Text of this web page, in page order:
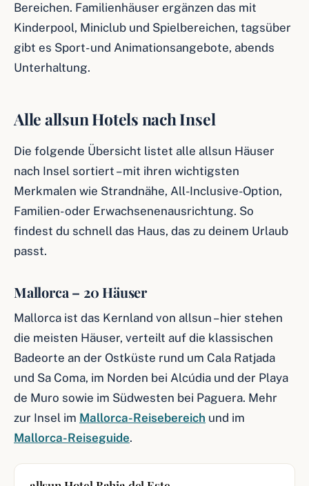
Bereichen. Familienhäuser ergänzen das mit
Kinderpool, Miniclub und Spielbereichen, tagsüber
gibt es Sport- und Animationsangebote, abends
Unterhaltung.
Alle allsun Hotels nach Insel
Die folgende Übersicht listet alle allsun Häuser
nach Insel sortiert – mit ihren wichtigsten
Merkmalen wie Strandnähe, All-Inclusive-Option,
Familien- oder Erwachsenenausrichtung. So
findest du schnell das Haus, das zu deinem Urlaub
passt.
Mallorca – 20 Häuser
Mallorca ist das Kernland von allsun – hier stehen
die meisten Häuser, verteilt auf die klassischen
Badeorte an der Ostküste rund um Cala Ratjada
und Sa Coma, im Norden bei Alcúdia und der Playa
de Muro sowie im Südwesten bei Paguera. Mehr
zur Insel im Mallorca-Reisebereich und im
Mallorca-Reiseguide.